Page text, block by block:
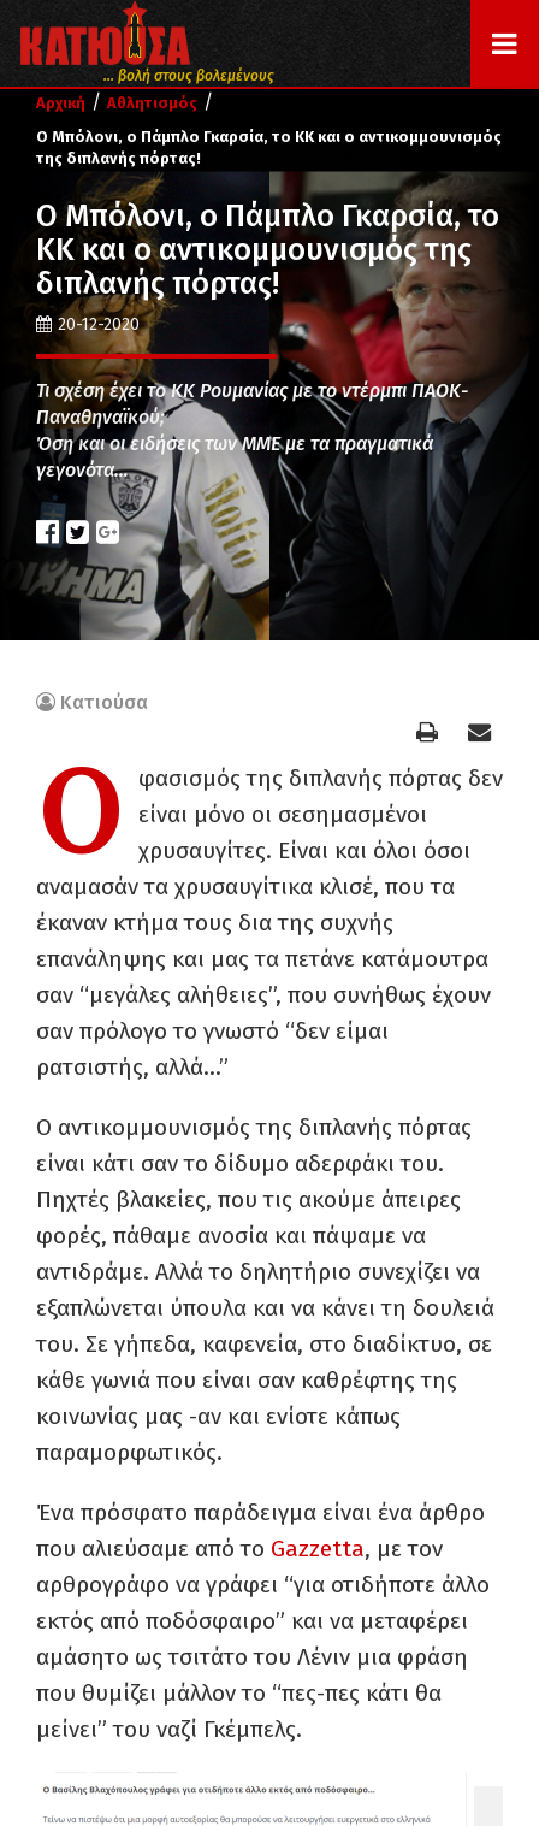
... βολή στους βολεμένους
Αρχική / Αθλητισμός /
Ο Μπόλονι, ο Πάμπλο Γκαρσία, το ΚΚ και ο αντικομμουνισμός
της διπλανής πόρτας!
Ο Μπόλονι, ο Πάμπλο Γκαρσία, το
ΚΚ και ο αντικομμουνισμός της
διπλανής πόρτας!
20-12-2020
Τι σχέση έχει το ΚΚ Ρουμανίας με το ντέρμπι ΠΑΟΚ-
Παναθηναϊκού;
Όση και οι ειδήσεις των ΜΜΕ με τα πραγματικά
γεγονότα…
Κατιούσα
Ο
φασισμός της διπλανής πόρτας δεν
είναι μόνο οι σεσημασμένοι
χρυσαυγίτες. Είναι και όλοι όσοι
αναμασάν τα χρυσαυγίτικα κλισέ, που τα
έκαναν κτήμα τους δια της συχνής
επανάληψης και μας τα πετάνε κατάμουτρα
σαν “μεγάλες αλήθειες”, που συνήθως έχουν
σαν πρόλογο το γνωστό “δεν είμαι
ρατσιστής, αλλά…”
Ο αντικομμουνισμός της διπλανής πόρτας
είναι κάτι σαν το δίδυμο αδερφάκι του.
Πηχτές βλακείες, που τις ακούμε άπειρες
φορές, πάθαμε ανοσία και πάψαμε να
αντιδράμε. Αλλά το δηλητήριο συνεχίζει να
εξαπλώνεται ύπουλα και να κάνει τη δουλειά
του. Σε γήπεδα, καφενεία, στο διαδίκτυο, σε
κάθε γωνιά που είναι σαν καθρέφτης της
κοινωνίας μας -αν και ενίοτε κάπως
παραμορφωτικός.
Ένα πρόσφατο παράδειγμα είναι ένα άρθρο
που αλιεύσαμε από το Gazzetta, με τον
αρθρογράφο να γράφει “για οτιδήποτε άλλο
εκτός από ποδόσφαιρο” και να μεταφέρει
αμάσητο ως τσιτάτο του Λένιν μια φράση
που θυμίζει μάλλον το “πες-πες κάτι θα
μείνει” του ναζί Γκέμπελς.